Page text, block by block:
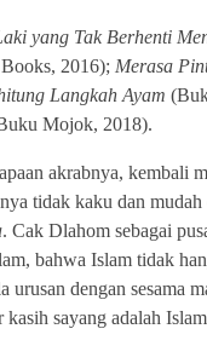
yang Tak Berhenti
2016); Merasa
Langkah Ayam
Mojok, 2018).
akrabnya, kembali
tidak kaku dan
. Cak Dlahom sebagai
bahwa Islam tidak
urusan dengan sesama
kasih sayang adalah